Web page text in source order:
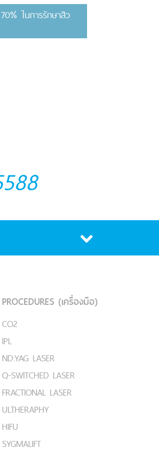
ในการรักษาสิว
PROCEDURES (เครื่องมือ)
CO2
IPL
ND:YAG LASER
Q-SWITCHED LASER
FRACTIONAL LASER
ULTHERAPHY
HIFU
SYGMALIFT